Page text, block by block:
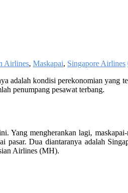
Airlines, Maskapai, Singapore Airlines
adalah kondisi perekonomian yang
penumpang pesawat terbang.
Yang mengherankan lagi,
pasar. Dua diantaranya adalah
Airlines (MH).